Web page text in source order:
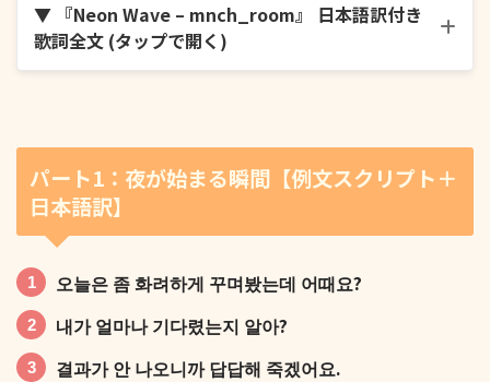
▼ 『Neon Wave – mnch_room』 日本語訳付き
歌詞全文 (タップで開く)
パート1：夜が始まる瞬間【例文スクリプト＋
日本語訳】
오늘은 좀 화려하게 꾸며봤는데 어때요?
내가 얼마나 기다렸는지 알아?
결과가 안 나오니까 답답해 죽겠어요.